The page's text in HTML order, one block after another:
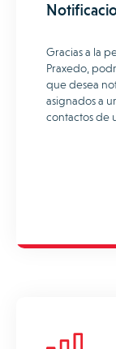
Gracias a la
Praxedo,
que desea
asignados a
contactos de